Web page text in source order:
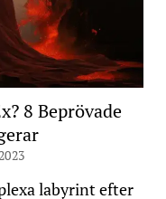
8 Beprövade
labyrint efter